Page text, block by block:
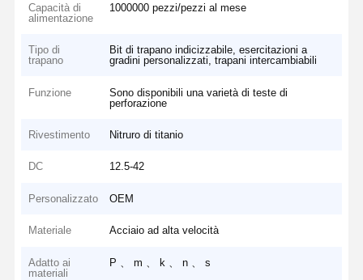
Capacità di
alimentazione
1000000 pezzi/pezzi al mese
Tipo di
trapano
Bit di trapano indicizzabile, esercitazioni a
gradini personalizzati, trapani intercambiabili
Funzione
Sono disponibili una varietà di teste di
perforazione
Rivestimento Nitruro di titanio
DC 12.5-42
Personalizzato OEM
Materiale Acciaio ad alta velocità
Adatto ai
materiali
P 、 m 、 k 、 n 、 s